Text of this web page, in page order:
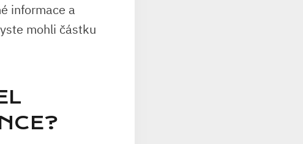
informace a
mohli částku